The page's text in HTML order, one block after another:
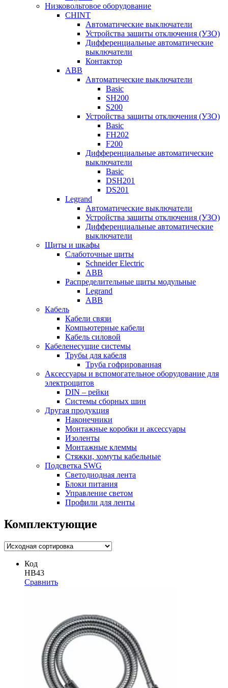
Низковольтовое оборудование
CHINT
Автоматические выключатели
Устройства защиты отключения (УЗО)
Дифференциальные автоматические
выключатели
Контактор
ABB
Автоматические выключатели
Basic
SH200
S200
Устройства защиты отключения (УЗО)
Basic
FH202
F200
Дифференциальные автоматические
выключатели
Basic
DSH201
DS201
Legrand
Автоматические выключатели
Устройства защиты отключения (УЗО)
Дифференциальные автоматические
выключатели
Щиты и шкафы
Слаботочные щиты
Schneider Electric
ABB
Распределительные щиты модульные
Legrand
ABB
Кабель
Кабели связи
Компьютерные кабели
Кабель силовой
Кабеленесущие системы
Трубы для кабеля
Труба гофрированная
Аксессуары и вспомогательное оборудование для
электрощитов
DIN – рейки
Системы сборных шин
Другая продукция
Наконечники
Монтажные коробки и аксессуары
Изоленты
Монтажные клеммы
Стяжки, хомуты кабельные
Подсветка SWG
Светодиодная лента
Блоки питания
Управление светом
Профили для ленты
Комплектующие
Код
HB43
Сравнить